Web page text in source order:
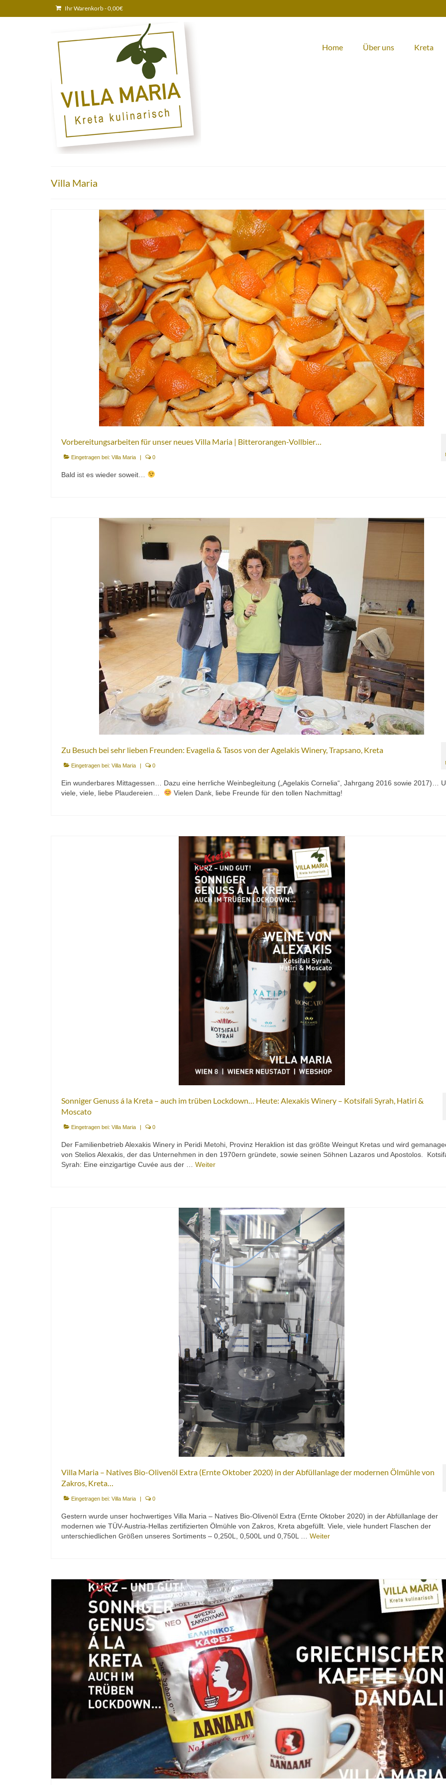
Ihr Warenkorb-0,00€
Home Über uns Kreta
Villa Maria
Vorbereitungsarbeiten für unser neues Villa Maria | Bitterorangen-Vollbier…
Eingetragen bei: Villa Maria | 0
Bald ist es wieder soweit…
Zu Besuch bei sehr lieben Freunden: Evagelia & Tasos von der Agelakis Winery, Trapsano, Kreta
Eingetragen bei: Villa Maria | 0
Ein wunderbares Mittagessen… Dazu eine herrliche Weinbegleitung („Agelakis Cornelia“, Jahrgang 2016 sowie 2017)…
viele, viele, liebe Plaudereien…
Vielen Dank, liebe Freunde für den tollen Nachmittag!
Sonniger Genuss á la Kreta – auch im trüben Lockdown… Heute: Alexakis Winery – Kotsifali Syrah, Hatiri &
Moscato
Eingetragen bei: Villa Maria | 0
Der Familienbetrieb Alexakis Winery in Peridi Metohi, Provinz Heraklion ist das größte Weingut Kretas und wird
von Stelios Alexakis, der das Unternehmen in den 1970ern gründete, sowie seinen Söhnen Lazaros und Apostolos.
Syrah: Eine einzigartige Cuvée aus der … Weiter
Villa Maria – Natives Bio-Olivenöl Extra (Ernte Oktober 2020) in der Abfüllanlage der modernen Ölmühle von
Zakros, Kreta…
Eingetragen bei: Villa Maria | 0
Gestern wurde unser hochwertiges Villa Maria – Natives Bio-Olivenöl Extra (Ernte Oktober 2020) in der Abfüllanlage der
modernen wie TÜV-Austria-Hellas zertifizierten Ölmühle von Zakros, Kreta abgefüllt. Viele, viele hundert Flaschen der
unterschiedlichen Größen unseres Sortiments – 0,250L, 0,500L und 0,750L … Weiter